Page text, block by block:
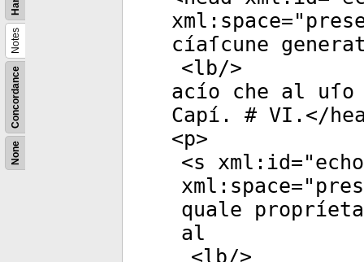
None
Concordance
Notes
xml:space="
cíaſcune
<lb/>
acío che al
Capí. # VI.</
<p>
<s xml:id="
xml:space="
quale
al
<lb/>